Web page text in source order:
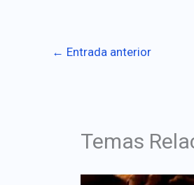
← Entrada anterior
Temas